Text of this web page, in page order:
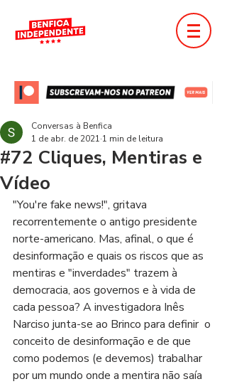
#72 Cliques, Mentiras e
Vídeo
Conversas à Benfica
1 de abr. de 2021 1 min de leitura
"You're fake news!", gritava
recorrentemente o antigo presidente
norte-americano. Mas, afinal, o que é
desinformação e quais os riscos que as
mentiras e "inverdades" trazem à
democracia, aos governos e à vida de
cada pessoa? A investigadora Inês
Narciso junta-se ao Brinco para definir  o
conceito de desinformação e de que
como podemos (e devemos) trabalhar
por um mundo onde a mentira não saía